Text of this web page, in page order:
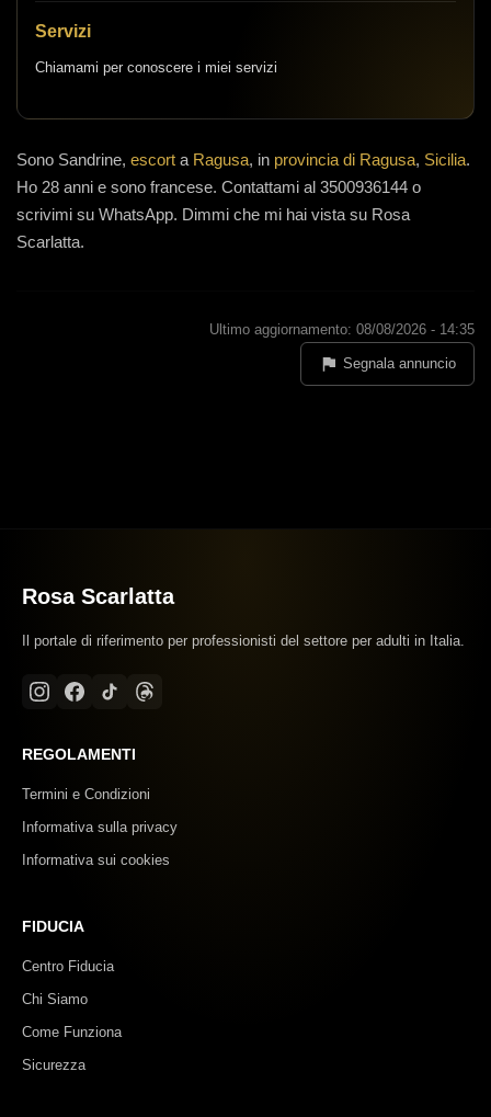
Servizi
Chiamami per conoscere i miei servizi
Sono Sandrine, escort a Ragusa, in provincia di Ragusa, Sicilia.
Ho 28 anni e sono francese. Contattami al 3500936144 o
scrivimi su WhatsApp. Dimmi che mi hai vista su Rosa
Scarlatta.
Ultimo aggiornamento: 08/08/2026 - 14:35
Segnala annuncio
Rosa Scarlatta
Il portale di riferimento per professionisti del settore per adulti in Italia.
REGOLAMENTI
Termini e Condizioni
Informativa sulla privacy
Informativa sui cookies
FIDUCIA
Centro Fiducia
Chi Siamo
Come Funziona
Sicurezza